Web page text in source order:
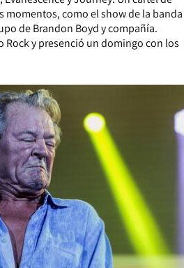
momentos, como el show de la banda
de Brandon Boyd y compañía.
Rock y presenció un domingo con los